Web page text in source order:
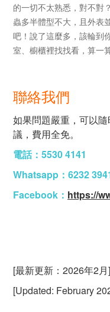
的一切不太熟悉，對不對
蟲多半體型不大，且外表
吧！說了這麼多，該輪到
室、櫥櫃裡找找看，算一
聯絡我們
如果問題嚴重，可以
議，費用全免。
電話：5530 4141
Whatsapp：6232
Facebook： https://
[最新更新：2026年2月]
[Updated: February